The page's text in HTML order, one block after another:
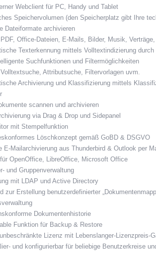
Webclient für PC, Handy und Tablet
Speichervolumen (den Speicherplatz gibt Ihre
Dateiformate archivieren
Office-Dateien, E-Mails, Bilder, Musik,
Texterkennung mittels Volltextindizierung durch
Suchfunktionen und Filtermöglichkeiten
Attributsuche, Filtervorlagen uvm.
Archivierung und Klassifizierung mittels
scannen und archivieren
via Drag & Drop und Sidepanel
mit Stempelfunktion
Löschkonzept gemäß GoBD & DSGVO
E-Mailarchivierung aus Thunderbird & Outlook per
OpenOffice, LibreOffice, Microsoft Office
und Gruppenverwaltung
mit LDAP und Active Directory
zur Erstellung benutzerdefinierter
Dokumentenhistorie
Funktion für Backup & Restore
Lizenz mit Lebenslanger-Lizenzpreis-
und konfigurierbar für beliebige Benutzerkreise